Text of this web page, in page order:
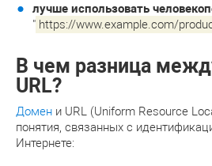
лучше использовать
" https://www.example.com/
В чем разница
URL?
Домен и URL (Uniform Resource
понятия, связанных с
Интернете: